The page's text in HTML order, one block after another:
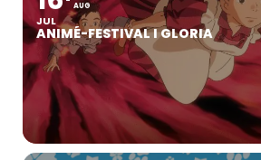
JUL
AUG
ANIMÉ-FESTIVAL I GLORIA